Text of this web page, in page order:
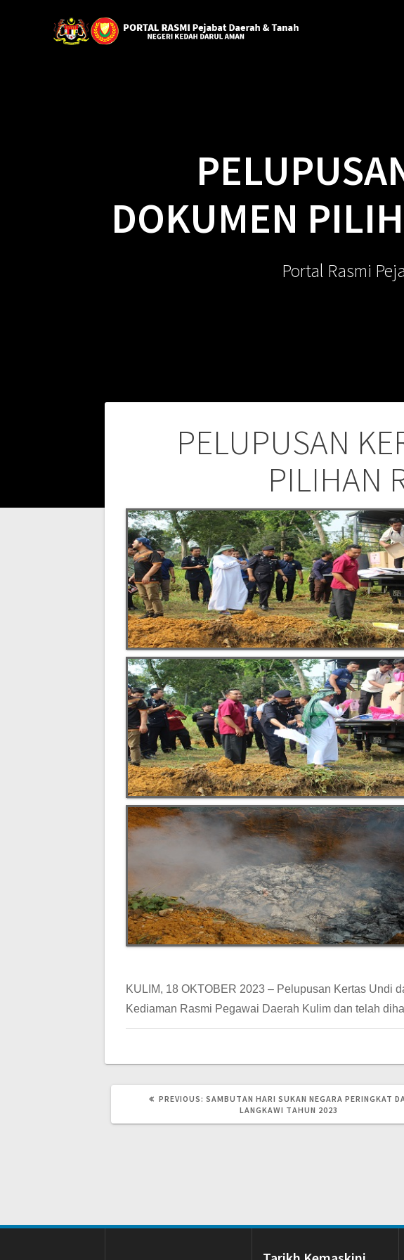
DOKUMEN
Portal Rasmi
PELUPUSAN
PILIHAN
KULIM, 18 OKTOBER 2023 – Pelupusan Kertas Undi
Kediaman Rasmi Pegawai Daerah Kulim dan telah
PREVIOUS: PREVIOUS
SAMBUTAN HARI SUKAN NEGARA PERINGKAT
LANGKAWI TAHUN 2023